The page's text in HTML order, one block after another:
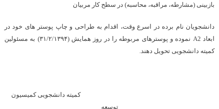
بازبینی (مشارطه، مراقبه، محاسبه) در سطح کار مربیان
دانشجویان نام برده در اسرع وقت، اقدام به طراحی و چاپ پوستر های خود در
ابعاد A2
نموده و پوسترهای مربوطه را در روز همایش (۳۱/۲/۱۳۹۴) به مسئولین
کمیته دانشجویی تحویل دهند.
کمیته دانشجویی کمیسیون
توسعه